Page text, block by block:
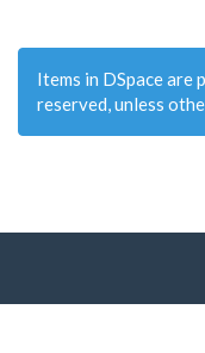
Items in DSpace
reserved, unless